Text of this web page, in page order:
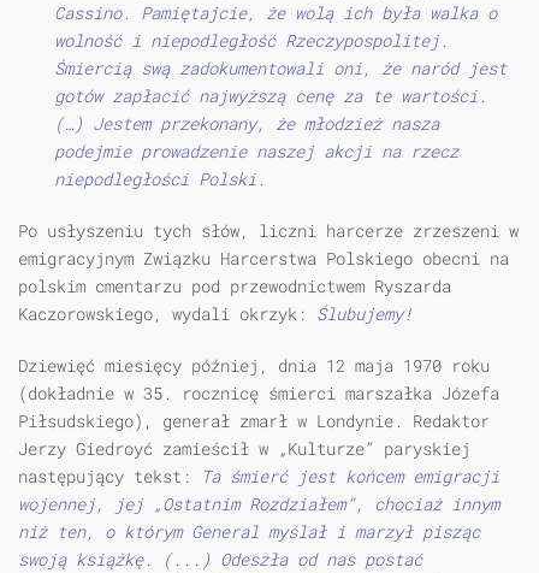
Cassino. Pamiętajcie, że wolą ich była walka o
wolność i niepodległość Rzeczypospolitej.
Śmiercią swą zadokumentowali oni, że naród jest
gotów zapłacić najwyższą cenę za te wartości.
(…) Jestem przekonany, że młodzież nasza
podejmie prowadzenie naszej akcji na rzecz
niepodległości Polski.
Po usłyszeniu tych słów, liczni harcerze zrzeszeni w
emigracyjnym Związku Harcerstwa Polskiego obecni na
polskim cmentarzu pod przewodnictwem Ryszarda
Kaczorowskiego, wydali okrzyk: Ślubujemy!
Dziewięć miesięcy później, dnia 12 maja 1970 roku
(dokładnie w 35. rocznicę śmierci marszałka Józefa
Piłsudskiego), generał zmarł w Londynie. Redaktor
Jerzy Giedroyć zamieścił w „Kulturze” paryskiej
następujący tekst:
Ta śmierć jest końcem emigracji
wojennej, jej „Ostatnim Rozdziałem”, chociaż innym
niż ten, o którym General myślał i marzył pisząc
swoją książkę. (...) Odeszła od nas postać